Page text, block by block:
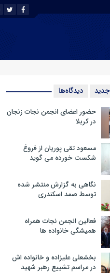
جدید دیدگاه‌ها
حضور اعضای انجمن نجات زنجان
در کربلا
مسعود تقی پوریان از فروغ
شکست خورده می گوید
نگاهی به گزارش منتشر شده
توسط صمد اسکندری
فعالین انجمن نجات همراه
همیشگی خانواده ها
بخشعلی علیزاده و خانواده اش
در مراسم تشییع رهبر شهید